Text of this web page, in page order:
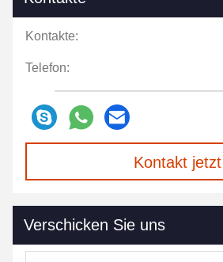
Kontakte:
Telefon:
Kontakt jetzt
Verschicken Sie uns